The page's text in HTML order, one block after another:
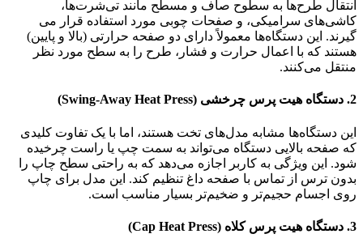
انتقال طرح‌ها به سطوح صاف و مسطح مانند تی‌شرت‌ها،
کاشی‌های سرامیکی، و صفحات چوبی مورد استفاده قرار می
گیرند. این دستگاه‌ها معمولاً دارای دو صفحه حرارتی (بالا و پایین)
هستند که با اعمال حرارت و فشار، طرح را به سطح مورد نظر
منتقل می‌کنند.
2. دستگاه هیت پرس چرخشی (Swing-Away Heat Press)
این دستگاه‌ها مشابه مدل‌های تخت هستند، اما با یک تفاوت کلیدی
که صفحه بالایی دستگاه می‌تواند به سمت چپ یا راست چرخیده
شود. این ویژگی به کاربر اجازه می‌دهد که به راحتی سطح چاپ را
بدون ترس از تماس با صفحه داغ تنظیم کند. این مدل برای چاپ
روی اجسام حجیم‌تر و ضخیم‌تر بسیار مناسب است.
3. دستگاه هیت پرس کلاه (Cap Heat Press)